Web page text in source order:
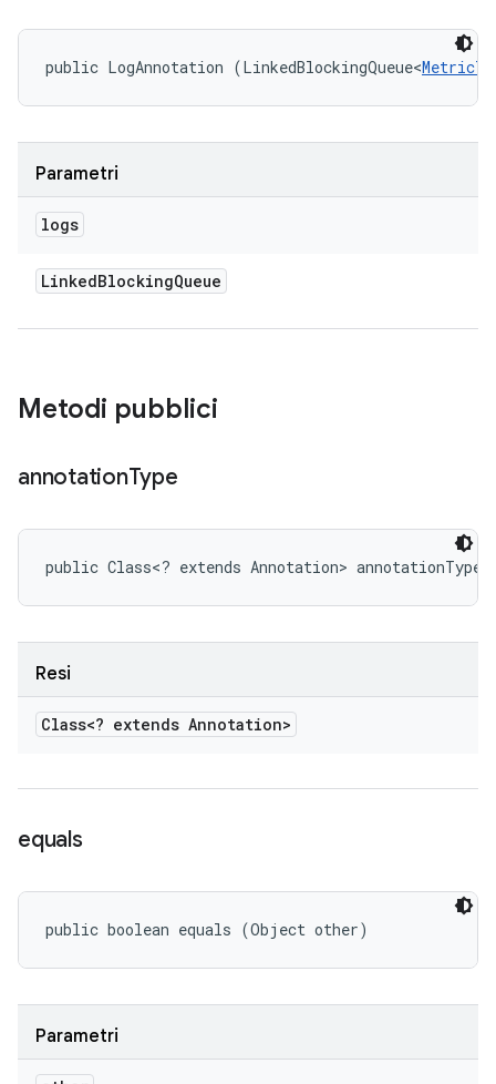
public LogAnnotation (LinkedBlockingQueue<
Parametri
logs
LinkedBlockingQueue
Metodi pubblici
annotationType
public Class<? extends Annotation>
Resi
Class<? extends Annotation>
equals
public boolean equals (Object other)
Parametri